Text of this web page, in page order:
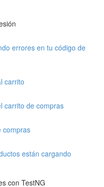
errores en tu código de
carrito
carrito de compras
compras
están cargando
con TestNG